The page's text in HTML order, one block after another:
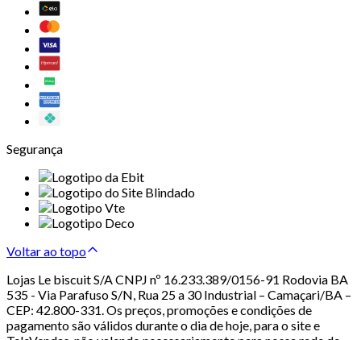
Segurança
Voltar ao topo
Lojas Le biscuit S/A CNPJ nº 16.233.389/0156-91 Rodovia BA
535 - Via Parafuso S/N, Rua 25 a 30 Industrial – Camaçari/BA –
CEP: 42.800-331. Os preços, promoções e condições de
pagamento são válidos durante o dia de hoje, para o site e